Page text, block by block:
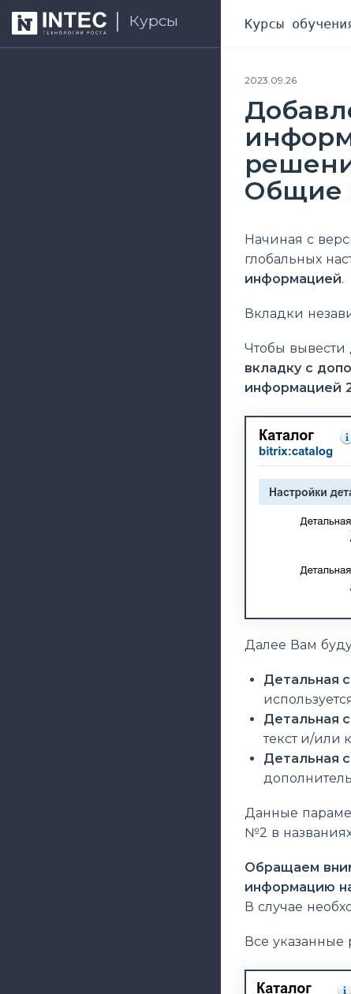
Курсы Курсы
2023.09.26
Общие
Начиная с
глобальных
информацией.
Вкладки
Чтобы вывести
вкладку с
информацией
Далее Вам
Детальная
Детальная
текст и/или
Детальная
Данные
№2 в
Обращаем
информацию
В случае
Все